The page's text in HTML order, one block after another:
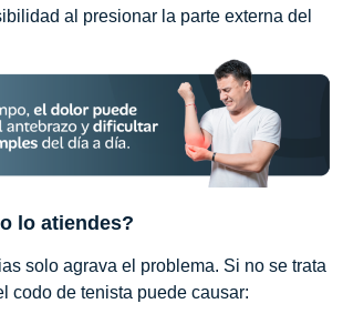
al presionar la parte externa del
lo atiendes?
solo agrava el problema. Si no se trata
codo de tenista puede causar: